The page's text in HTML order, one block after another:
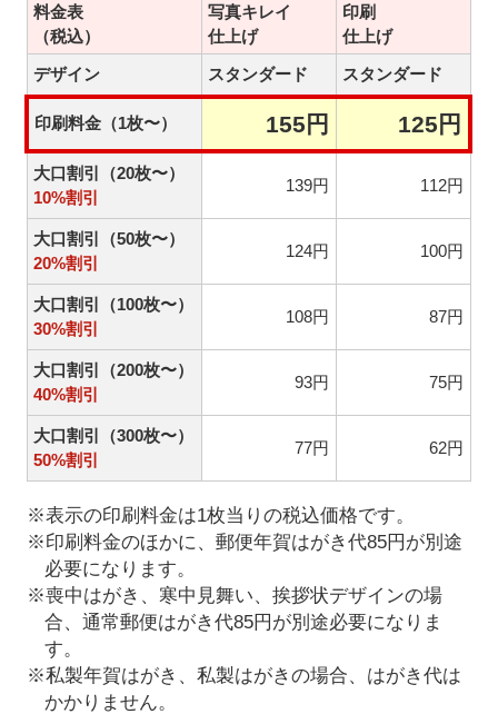
料金表
（税込）
写真キレイ
仕上げ
印刷
仕上げ
デザイン
スタンダード スタンダード
印刷料金（1枚〜） 155円 125円
大口割引（20枚〜）
10%割引
139円 112円
大口割引（50枚〜）
20%割引
124円 100円
大口割引（100枚〜）
30%割引
108円 87円
大口割引（200枚〜）
40%割引
93円 75円
大口割引（300枚〜）
50%割引
77円 62円
※表示の印刷料金は1枚当りの税込価格です。
※印刷料金のほかに、郵便年賀はがき代85円が別途
必要になります。
※喪中はがき、寒中見舞い、挨拶状デザインの場
合、通常郵便はがき代85円が別途必要になりま
す。
※私製年賀はがき、私製はがきの場合、はがき代は
かかりません。